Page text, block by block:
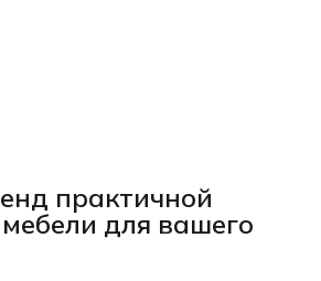
практичной
для вашего